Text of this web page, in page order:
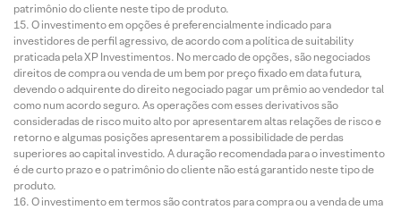
patrimônio do cliente neste tipo de produto.
O investimento em opções é preferencialmente indicado para
investidores de perfil agressivo, de acordo com a política de suitability
praticada pela XP Investimentos. No mercado de opções, são negociados
direitos de compra ou venda de um bem por preço fixado em data futura,
devendo o adquirente do direito negociado pagar um prêmio ao vendedor tal
como num acordo seguro. As operações com esses derivativos são
consideradas de risco muito alto por apresentarem altas relações de risco e
retorno e algumas posições apresentarem a possibilidade de perdas
superiores ao capital investido. A duração recomendada para o investimento
é de curto prazo e o patrimônio do cliente não está garantido neste tipo de
produto.
O investimento em termos são contratos para compra ou a venda de uma